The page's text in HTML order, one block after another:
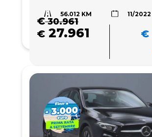
56.012 KM 11/2022
€30.961
€ 27.961 €